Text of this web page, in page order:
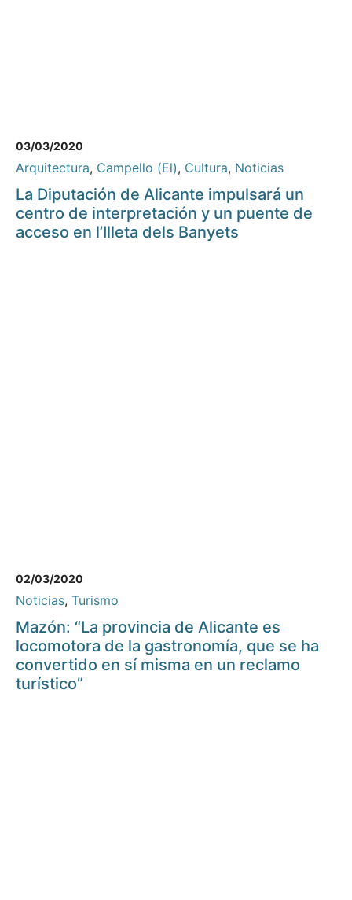
03/03/2020
Arquitectura, Campello (El), Cultura, Noticias
La Diputación de Alicante impulsará un
centro de interpretación y un puente de
acceso en l’Illeta dels Banyets
02/03/2020
Noticias, Turismo
Mazón: “La provincia de Alicante es
locomotora de la gastronomía, que se ha
convertido en sí misma en un reclamo
turístico”